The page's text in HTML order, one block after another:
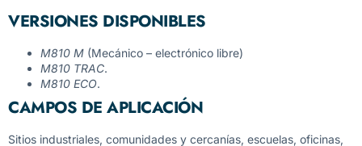
VERSIONES DISPONIBLES
M810 M (Mecánico – electrónico libre)
M810 TRAC.
M810 ECO.
CAMPOS DE APLICACIÓN
Sitios industriales, comunidades y cercanías, escuelas, oficinas,